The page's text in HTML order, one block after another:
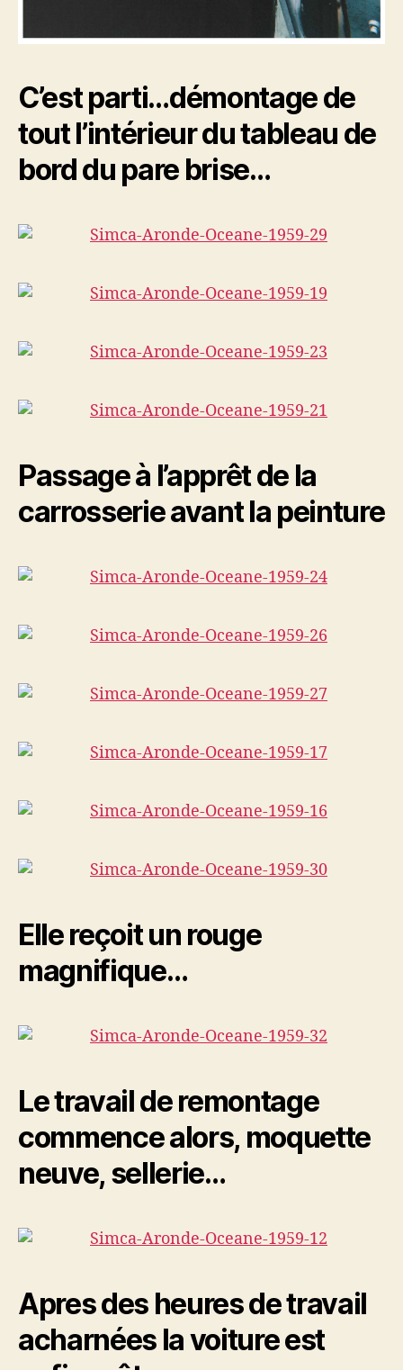
C’est parti…démontage de
tout l’intérieur du tableau de
bord du pare brise…
Passage à l’apprêt de la
carrosserie avant la peinture
Elle reçoit un rouge
magnifique…
Le travail de remontage
commence alors, moquette
neuve, sellerie…
Apres des heures de travail
acharnées la voiture est